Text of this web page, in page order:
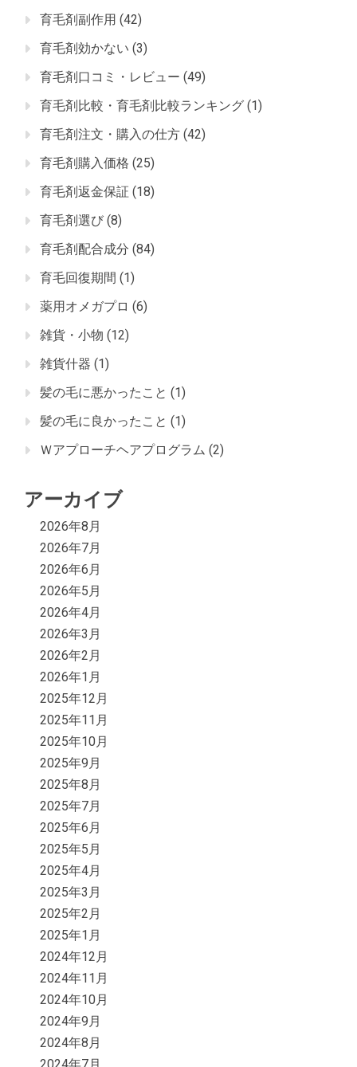
育毛剤副作用 (42)
育毛剤効かない (3)
育毛剤口コミ・レビュー (49)
育毛剤比較・育毛剤比較ランキング (1)
育毛剤注文・購入の仕方 (42)
育毛剤購入価格 (25)
育毛剤返金保証 (18)
育毛剤選び (8)
育毛剤配合成分 (84)
育毛回復期間 (1)
薬用オメガプロ (6)
雑貨・小物 (12)
雑貨什器 (1)
髪の毛に悪かったこと (1)
髪の毛に良かったこと (1)
Ｗアプローチヘアプログラム (2)
アーカイブ
2026年8月
2026年7月
2026年6月
2026年5月
2026年4月
2026年3月
2026年2月
2026年1月
2025年12月
2025年11月
2025年10月
2025年9月
2025年8月
2025年7月
2025年6月
2025年5月
2025年4月
2025年3月
2025年2月
2025年1月
2024年12月
2024年11月
2024年10月
2024年9月
2024年8月